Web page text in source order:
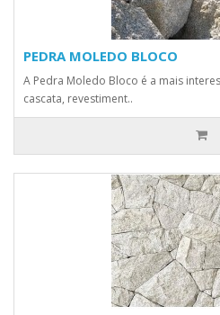
PEDRA MOLEDO BLOCO
A Pedra Moledo Bloco é a mais
cascata, revestiment..